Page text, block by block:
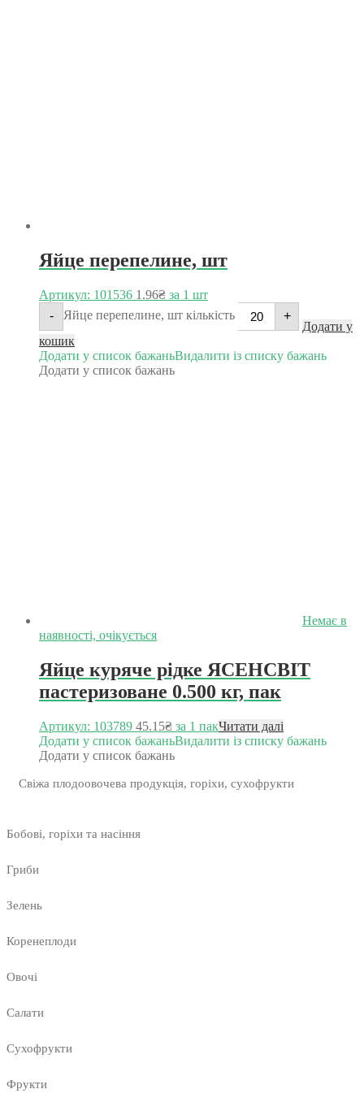
Яйце перепелине, шт
Артикул: 101536 1.96₴ за 1 шт
-
Яйце перепелине, шт кількість +
Додати у
кошик
Додати у список бажаньВидалити із списку бажань
Додати у список бажань
Немає в
наявності, очікується
Яйце куряче рідке ЯСЕНСВІТ
пастеризоване 0.500 кг, пак
Артикул: 103789 45.15₴ за 1 пакЧитати далі
Додати у список бажаньВидалити із списку бажань
Додати у список бажань
Свіжа плодоовочева продукція, горіхи, сухофрукти
Бобові, горіхи та насіння
Гриби
Зелень
Коренеплоди
Овочі
Салати
Сухофрукти
Фрукти